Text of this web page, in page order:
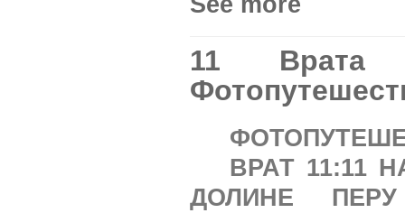
11
ВРАТ 11:11
ДОЛИНЕ